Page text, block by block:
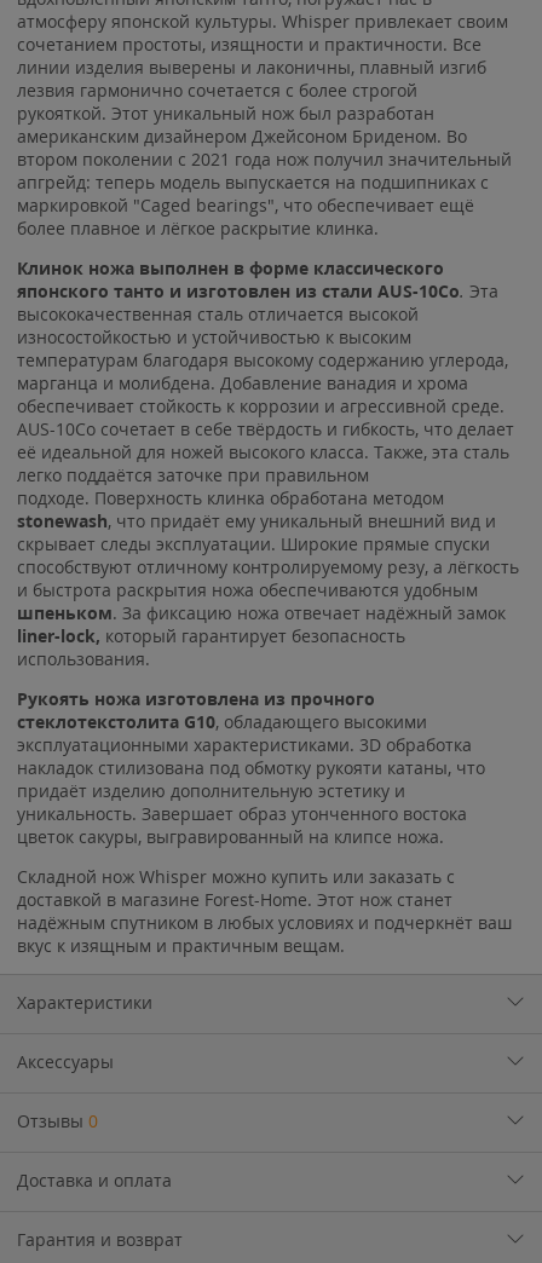
атмосферу японской культуры. Whisper привлекает своим
сочетанием простоты, изящности и практичности. Все
линии изделия выверены и лаконичны, плавный изгиб
лезвия гармонично сочетается с более строгой
рукояткой. Этот уникальный нож был разработан
американским дизайнером Джейсоном Бриденом. Во
втором поколении с 2021 года нож получил значительный
апгрейд: теперь модель выпускается на подшипниках с
маркировкой "Caged bearings", что обеспечивает ещё
более плавное и лёгкое раскрытие клинка.
Клинок ножа выполнен в форме классического
японского танто и изготовлен из стали AUS-10Co. Эта
высококачественная сталь отличается высокой
износостойкостью и устойчивостью к высоким
температурам благодаря высокому содержанию углерода,
марганца и молибдена. Добавление ванадия и хрома
обеспечивает стойкость к коррозии и агрессивной среде.
AUS-10Co сочетает в себе твёрдость и гибкость, что делает
её идеальной для ножей высокого класса. Также, эта сталь
легко поддаётся заточке при правильном
подходе. Поверхность клинка обработана методом
stonewash, что придаёт ему уникальный внешний вид и
скрывает следы эксплуатации. Широкие прямые спуски
способствуют отличному контролируемому резу, а лёгкость
и быстрота раскрытия ножа обеспечиваются удобным
шпеньком. За фиксацию ножа отвечает надёжный замок
liner-lock, который гарантирует безопасность
использования.
Рукоять ножа изготовлена из прочного
стеклотекстолита G10, обладающего высокими
эксплуатационными характеристиками. 3D обработка
накладок стилизована под обмотку рукояти катаны, что
придаёт изделию дополнительную эстетику и
уникальность. Завершает образ утонченного востока
цветок сакуры, выгравированный на клипсе ножа.
Складной нож Whisper можно купить или заказать с
доставкой в магазине Forest-Home. Этот нож станет
надёжным спутником в любых условиях и подчеркнёт ваш
вкус к изящным и практичным вещам.
Характеристики
Аксессуары
Отзывы 0
Доставка и оплата
Гарантия и возврат